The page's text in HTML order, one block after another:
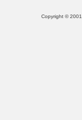
Copyright ©